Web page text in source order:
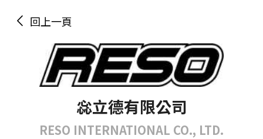
回上一頁
惢立德有限公司
RESO INTERNATIONAL CO., LTD.